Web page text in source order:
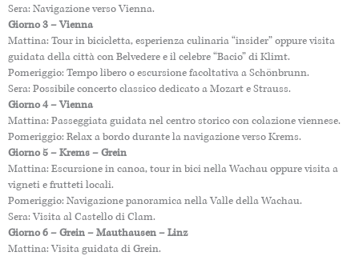
Sera: Navigazione verso Vienna.
Giorno 3 – Vienna
Mattina: Tour in bicicletta, esperienza culinaria “insider” oppure visita
guidata della città con Belvedere e il celebre “Bacio” di Klimt.
Pomeriggio: Tempo libero o escursione facoltativa a Schönbrunn.
Sera: Possibile concerto classico dedicato a Mozart e Strauss.
Giorno 4 – Vienna
Mattina: Passeggiata guidata nel centro storico con colazione viennese.
Pomeriggio: Relax a bordo durante la navigazione verso Krems.
Giorno 5 – Krems – Grein
Mattina: Escursione in canoa, tour in bici nella Wachau oppure visita a
vigneti e frutteti locali.
Pomeriggio: Navigazione panoramica nella Valle della Wachau.
Sera: Visita al Castello di Clam.
Giorno 6 – Grein – Mauthausen – Linz
Mattina: Visita guidata di Grein.